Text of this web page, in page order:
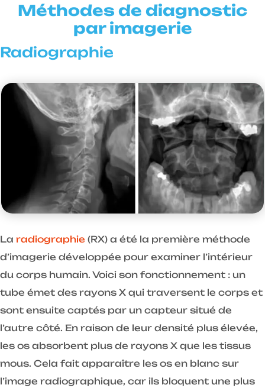
Méthodes de diagnostic
par imagerie
Radiographie
La radiographie (RX) a été la première méthode
d’imagerie développée pour examiner l’intérieur
du corps humain. Voici son fonctionnement : un
tube émet des rayons X qui traversent le corps et
sont ensuite captés par un capteur situé de
l’autre côté. En raison de leur densité plus élevée,
les os absorbent plus de rayons X que les tissus
mous. Cela fait apparaître les os en blanc sur
l’image radiographique, car ils bloquent une plus